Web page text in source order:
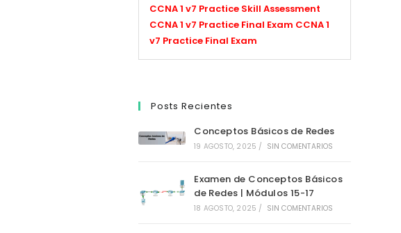
CCNA 1 v7 Practice Skill Assessment
CCNA 1 v7 Practice Final Exam CCNA 1
v7 Practice Final Exam
Posts Recientes
Conceptos Básicos de Redes
19 AGOSTO, 2025 / SIN COMENTARIOS
Examen de Conceptos Básicos
de Redes | Módulos 15-17
18 AGOSTO, 2025 / SIN COMENTARIOS